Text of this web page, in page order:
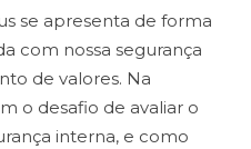
se apresenta de forma
com nossa segurança
de valores. Na
o desafio de avaliar o
interna, e como